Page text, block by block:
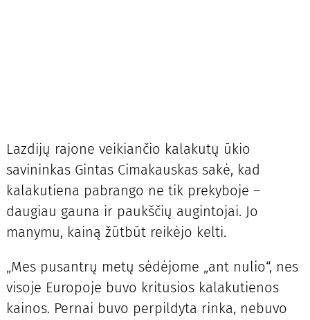
Lazdijų rajone veikiančio kalakutų ūkio
savininkas Gintas Cimakauskas sakė, kad
kalakutiena pabrango ne tik prekyboje –
daugiau gauna ir paukščių augintojai. Jo
manymu, kainą žūtbūt reikėjo kelti.
„Mes pusantrų metų sėdėjome „ant nulio“, nes
visoje Europoje buvo kritusios kalakutienos
kainos. Pernai buvo perpildyta rinka, nebuvo